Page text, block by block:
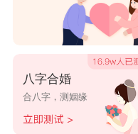
八字合婚
合八字，测姻缘